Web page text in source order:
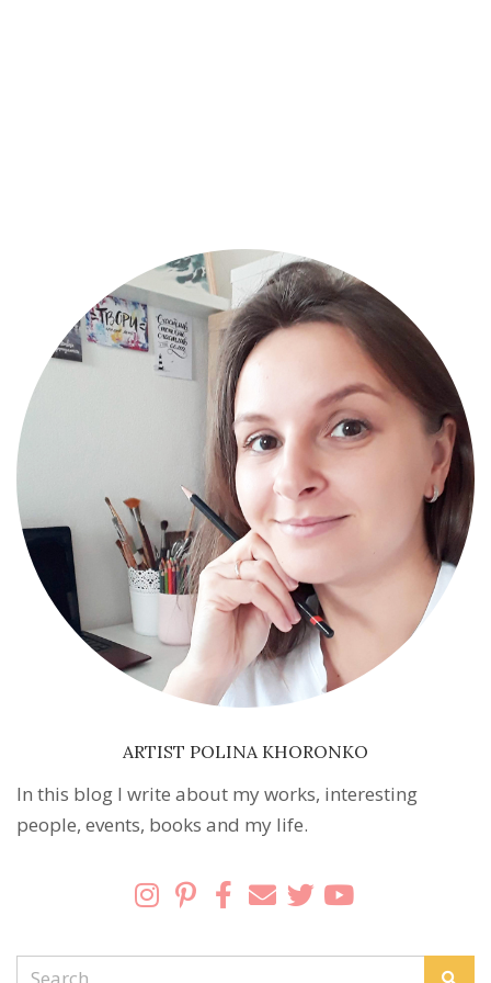
ARTIST POLINA KHORONKO
In this blog I write about my works, interesting
people, events, books and my life.
Search